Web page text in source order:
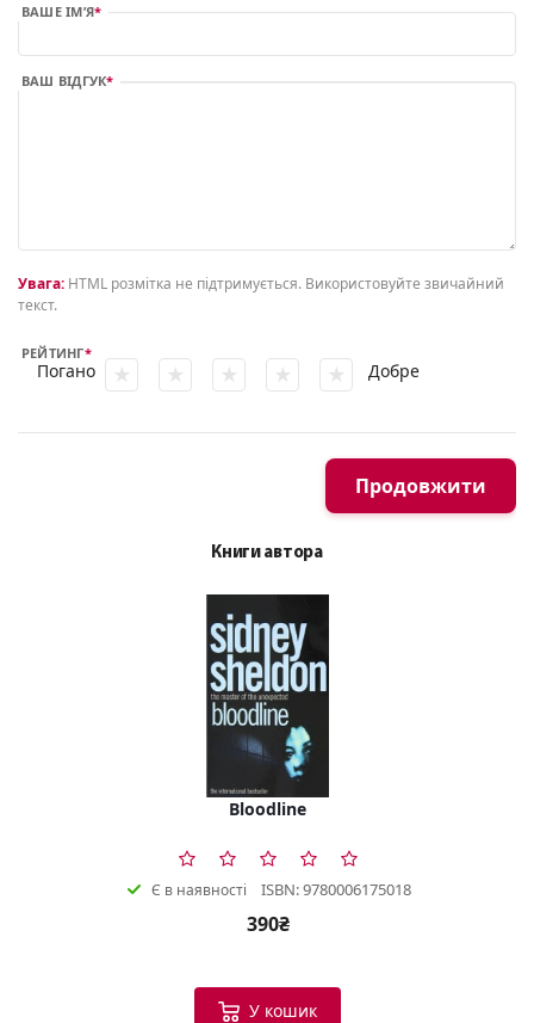
ВАШЕ ІМ’Я
ВАШ ВІДГУК
Увага: HTML розмітка не підтримується. Використовуйте звичайний
текст.
РЕЙТИНГ
Погано Добре
Продовжити
Книги автора
Bloodline
Є в наявності ISBN: 9780006175018
390₴
У кошик